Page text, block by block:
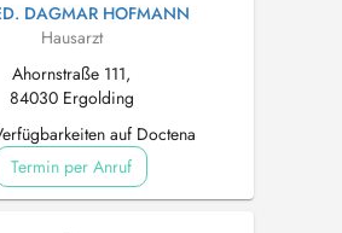
DAGMAR HOFMANN
Hausarzt
Ahornstraße 111,
84030 Ergolding
auf Doctena
Termin per Anruf